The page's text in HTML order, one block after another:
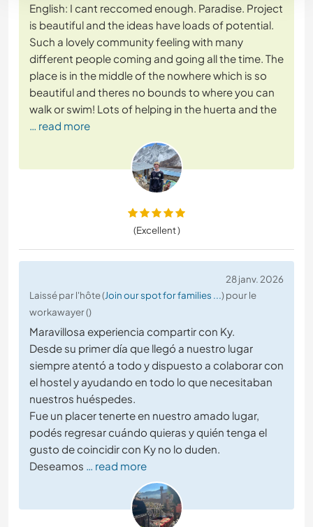
English: I cant reccomed enough. Paradise. Project
is beautiful and the ideas have loads of potential.
Such a lovely community feeling with many
different people coming and going all the time. The
place is in the middle of the nowhere which is so
beautiful and theres no bounds to where you can
walk or swim! Lots of helping in the huerta and the
… read more
(Excellent )
28 janv. 2026
Laissé par l'hôte (Join our spot for families ...) pour le
workawayer ()
Maravillosa experiencia compartir con Ky.
Desde su primer día que llegó a nuestro lugar
siempre atentó a todo y dispuesto a colaborar con
el hostel y ayudando en todo lo que necesitaban
nuestros huéspedes.
Fue un placer tenerte en nuestro amado lugar,
podés regresar cuándo quieras y quién tenga el
gusto de coincidir con Ky no lo duden.
Deseamos
… read more